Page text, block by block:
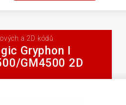
a 2D kódů
Gryphon I
GM4500 2D